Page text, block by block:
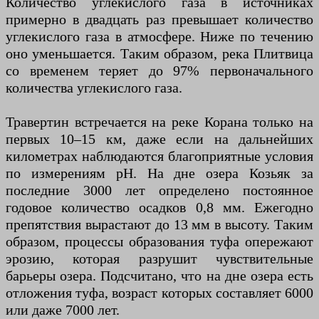
примерно в двадцать раз превышает количество
углекислого газа в атмосфере. Ниже по течению
оно уменьшается. Таким образом, река Плитвица
со временем теряет до 97% первоначального
количества углекислого газа.
Травертин встречается на реке Корана только на
первых 10–15 км, даже если на дальнейших
километрах наблюдаются благоприятные условия
по измерениям pH. На дне озера Козьяк за
последние 3000 лет определено постоянное
годовое количество осадков 0,8 мм. Ежегодно
препятствия вырастают до 13 мм в высоту. Таким
образом, процессы образования туфа опережают
эрозию, которая разрушит чувствительные
барьеры озера. Подсчитано, что на дне озера есть
отложения туфа, возраст которых составляет 6000
или даже 7000 лет.